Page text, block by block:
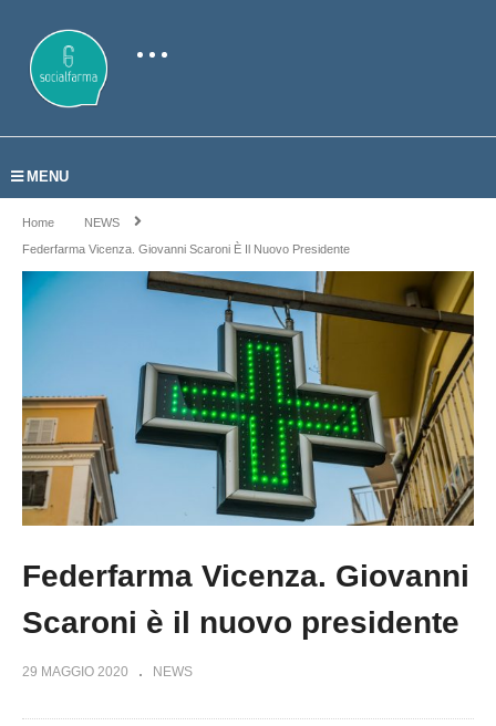
MENU
Home
NEWS
Federfarma Vicenza. Giovanni Scaroni È Il Nuovo Presidente
Federfarma Vicenza. Giovanni
Scaroni è il nuovo presidente
29 MAGGIO 2020 NEWS